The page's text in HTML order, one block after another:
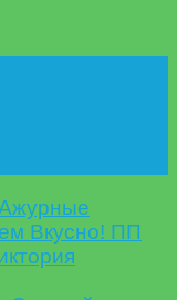
Вкусно! ПП